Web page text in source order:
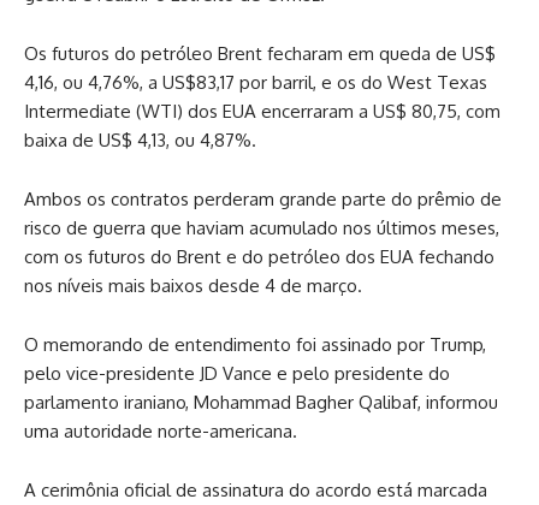
Os futuros do petróleo Brent fecharam em queda de US$
4,16, ou 4,76%, a US$83,17 por barril, e os do West Texas
Intermediate (WTI) dos EUA encerraram a US$ 80,75, ⁠com
baixa de US$ 4,13, ou 4,87%.
Ambos os contratos perderam grande parte do prêmio de
risco ⁠de guerra que haviam acumulado nos últimos meses,
com os futuros do Brent e do petróleo dos EUA fechando
nos níveis mais baixos desde 4 de março.
O memorando de entendimento foi assinado por Trump,
pelo vice-presidente JD Vance ‌e pelo presidente do
parlamento iraniano, Mohammad Bagher ‌Qalibaf, informou
uma autoridade norte-americana.
A cerimônia oficial de assinatura do acordo está marcada